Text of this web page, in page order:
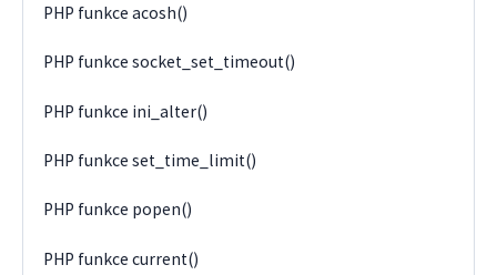
PHP funkce acosh()
PHP funkce socket_set_timeout()
PHP funkce ini_alter()
PHP funkce set_time_limit()
PHP funkce popen()
PHP funkce current()